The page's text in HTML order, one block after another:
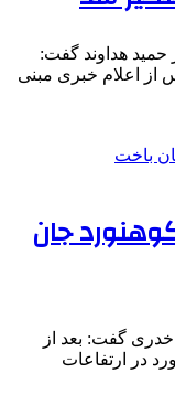
هداوند گفت:
کرج پس از اعلام خبری مبنی
جان
گفت: بعد از
کوهنورد در ارتفاعات